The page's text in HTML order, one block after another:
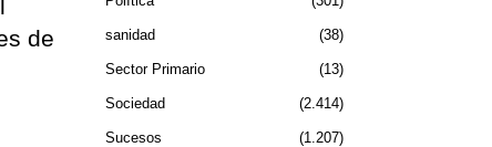
de
sanidad 38
Sector Primario 13
Sociedad 2.414
Sucesos 1.207